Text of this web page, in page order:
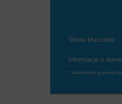
Słowa kluczowe:
Informacje o
* działaność